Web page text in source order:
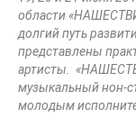
области
долгий путь
представлены
артисты.
музыкальный нон-
молодым